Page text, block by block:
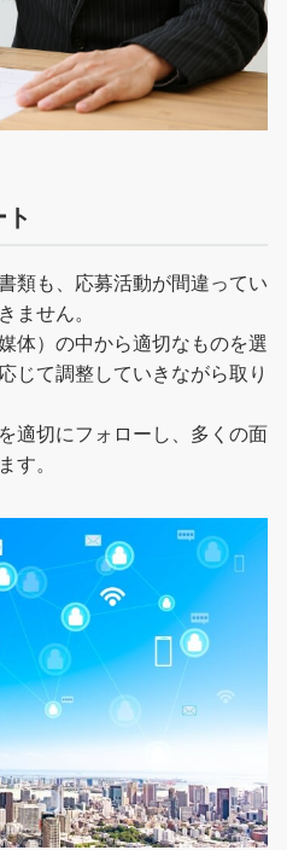
類も、応募活動が間違ってい
ません。
体）の中から適切なものを選
じて調整していきながら取り
適切にフォローし、多くの面
す。